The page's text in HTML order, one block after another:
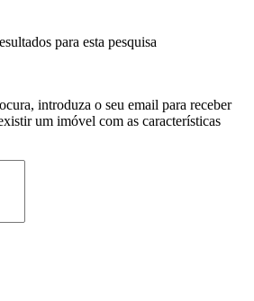
para esta pesquisa
introduza o seu email para receber
um imóvel com as características